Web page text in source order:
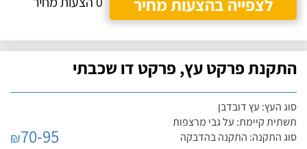
התקנת פרקט עץ, פרקט דו שכבתי
סוג העץ: עץ דובדבן
תשתית קיימת: על גבי מרצפות
סוג התקנה: התקנה בהדבקה
₪70-95